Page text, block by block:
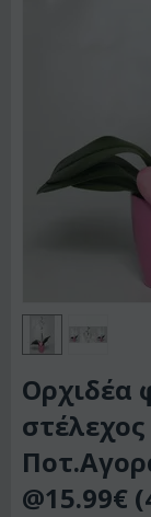
Ορχιδέα
@15.99€